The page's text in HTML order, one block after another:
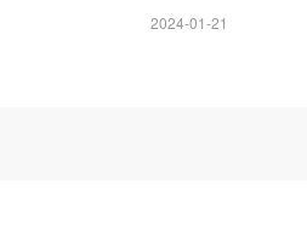
2024-01-21